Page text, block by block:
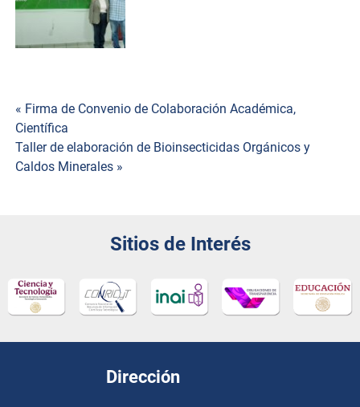
Navegación
de
« Firma de Convenio de Colaboración Académica,
Científica
Taller de elaboración de Bioinsecticidas Orgánicos y
Caldos Minerales »
Sitios de Interés
Dirección